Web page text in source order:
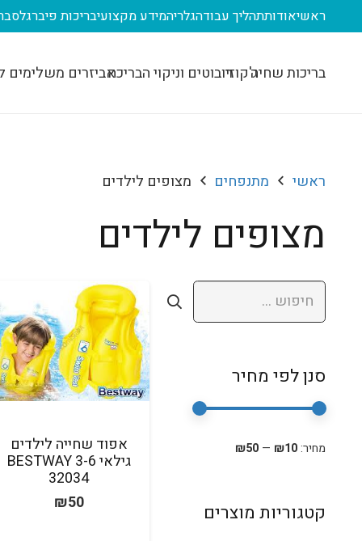
ראשיאודותתהליך עבודהגלריהמידע מקצועיבריכות פיברגלס
בריכות שחיהג'קוזירובוטים וניקוי הבריכהאביזרים משלימים
ראשי מתנפחים מצופים לילדים
מצופים לילדים
חיפוש:
סנן לפי מחיר
מחיר:₪10
—
₪50
קטגוריות מוצרים
אפוד שחייה לילדים
גילאי 3-6 BESTWAY
32034
₪50